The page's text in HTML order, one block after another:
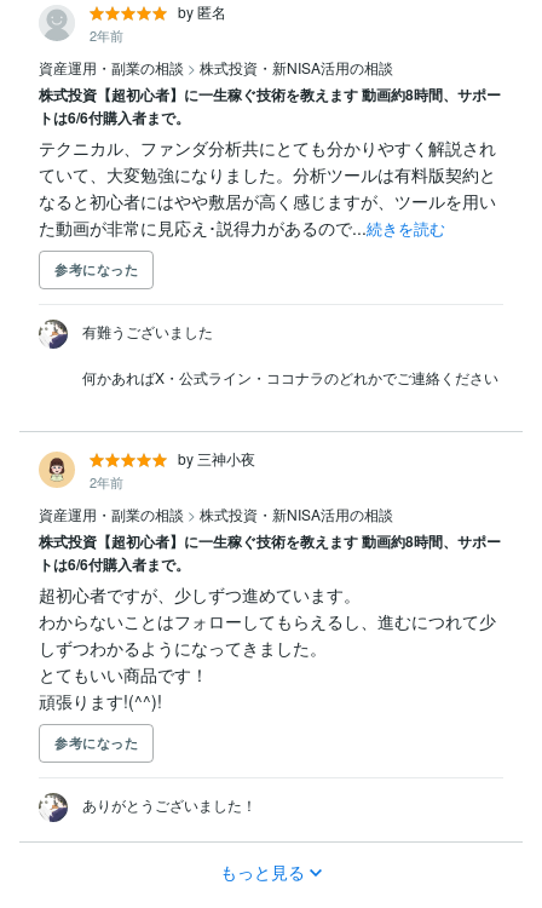
by 匿名
2年前
資産運用・副業の相談 > 株式投資・新NISA活用の相談
株式投資【超初心者】に一生稼ぐ技術を教えます 動画約8時間、サポー
トは6/6付購入者まで。
テクニカル、ファンダ分析共にとても分かりやすく解説され
ていて、大変勉強になりました。分析ツールは有料版契約と
なると初心者にはやや敷居が高く感じますが、ツールを用い
た動画が非常に見応え･説得力があるので...続きを読む
参考になった
有難うございました
by 三神小夜
2年前
資産運用・副業の相談 > 株式投資・新NISA活用の相談
株式投資【超初心者】に一生稼ぐ技術を教えます 動画約8時間、サポー
トは6/6付購入者まで。
超初心者ですが、少しずつ進めています。
わからないことはフォローしてもらえるし、進むにつれて少
しずつわかるようになってきました。
とてもいい商品です！
頑張ります!(^^)!
参考になった
ありがとうございました！
もっと見る